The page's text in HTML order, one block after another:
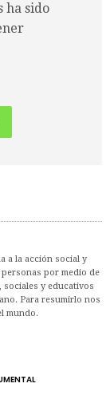
ha sido
a la acción social y
personas por medio de
y educativos
Para resumirlo nos
mundo.